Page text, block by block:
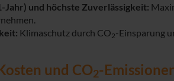
Jahr) und höchste Zuverlässigkeit:
Klimaschutz durch CO2-Einsparung
und CO2-